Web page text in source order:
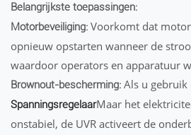
Belangrijkste toepassingen:
Motorbeveiliging: Voorkomt dat
opnieuw opstarten wanneer de
waardoor operators en apparatuur
Brownout-bescherming: Als u gebruik
SpanningsregelaarMaar het
onstabiel, de UVR activeert de